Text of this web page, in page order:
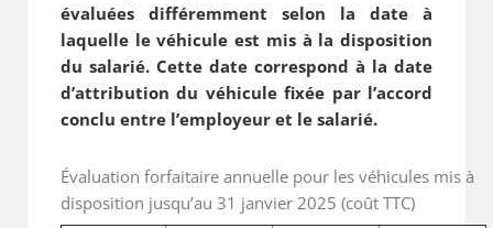
évaluées différemment selon la date à
laquelle le véhicule est mis à la disposition
du salarié. Cette date correspond à la date
d’attribution du véhicule fixée par l’accord
conclu entre l’employeur et le salarié.
Évaluation forfaitaire annuelle pour les véhicules mis à
disposition jusqu’au 31 janvier 2025 (coût TTC)